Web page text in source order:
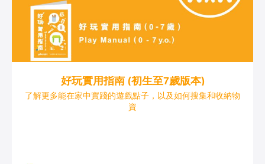
好玩實用指南 (初生至7歲版本)
了解更多能在家中實踐的遊戲點子，以及如何搜集和收納物
資